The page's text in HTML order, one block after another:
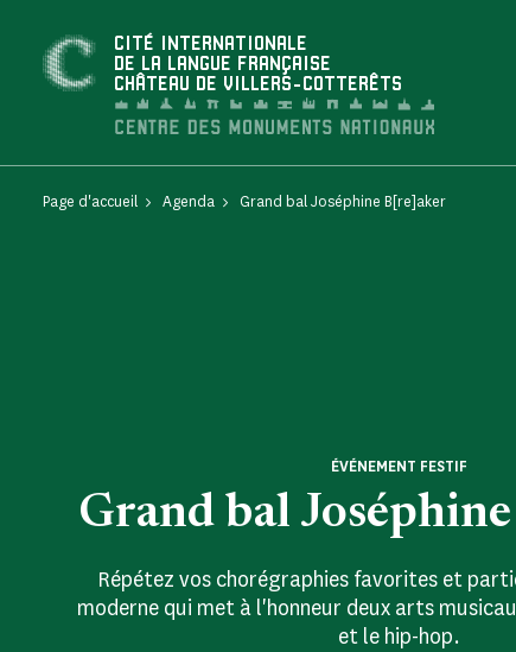
CITÉ INTERNATIONALE
DE LA LANGUE FRANÇAISE
CHÂTEAU DE VILLERS-COTTERÊTS
Page d'accueil Agenda Grand bal Joséphine B[re]aker
Grand bal
ÉVÉNEMENT FESTIF
Répétez vos chorégraphies favorites et
moderne qui met à l'honneur deux arts
et le hip-hop.